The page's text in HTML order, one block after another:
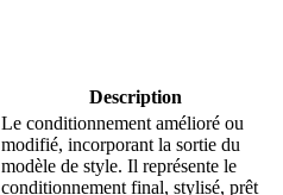
Description
Le conditionnement amélioré ou
modifié, incorporant la sortie du
modèle de style. Il représente le
conditionnement final, stylisé, prêt